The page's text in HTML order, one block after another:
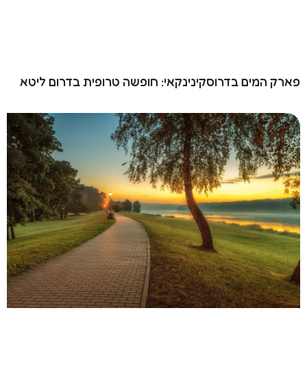
פארק המים בדרוסקינינקאי: חופשה טרופית בדרום ליטא